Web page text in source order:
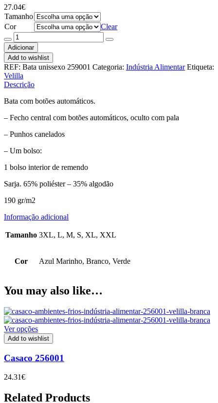
27.04€
Tamanho
Cor
Clear
Quantidade
de
Bata
259001
Adicionar
Add to wishlist
REF: Bata unissexo 259001 Categoria: Indústria Alimentar Etiqueta:
Velilla
Descrição
Bata com botões automáticos.
– Fecho central com botões automáticos, oculto com pala
– Punhos canelados
– Um bolso:
1 bolso interior de remendo
Sarja. 65% poliéster – 35% algodão
190 gr/m2
Informação adicional
Tamanho 3XL, L, M, S, XL, XXL
Cor Azul Marinho, Branco, Verde
You may also like…
Ver opções
Add to wishlist
Casaco 256001
24.31€
Related Products